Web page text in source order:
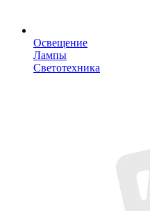
Освещение
Лампы
Светотехника